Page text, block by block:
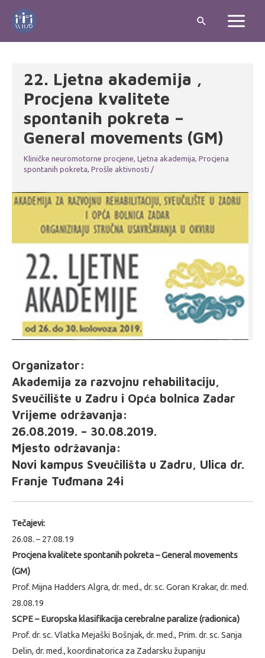
Search
Main
22. Ljetna akademija ,
Procjena kvalitete
spontanih pokreta –
General movements (GM)
Kliničke neuromotorne procjene, Ljetna akademija, Procjena
spontanih pokreta, Prošle aktivnosti /
Organizator:
Akademija za razvojnu rehabilitaciju,
Sveučilište u Zadru i Opća bolnica Zadar
Vrijeme održavanja:
26.08.2019. – 30.08.2019.
Mjesto održavanja:
Novi kampus Sveučilišta u Zadru, Ulica dr.
Franje Tuđmana 24i
Tečajevi:
26.08. – 27.08.19
Procjena kvalitete spontanih pokreta – General movements
(GM)
Prof. Mijna Hadders Algra, dr. med., dr. sc. Goran Krakar, dr. med.
28.08.19
SCPE – Europska klasifikacija cerebralne paralize (radionica)
Prof. dr. sc. Vlatka Mejaški Bošnjak, dr. med., Prim. dr. sc. Sanja
Delin, dr. med., koordinatorica za Zadarsku županiju